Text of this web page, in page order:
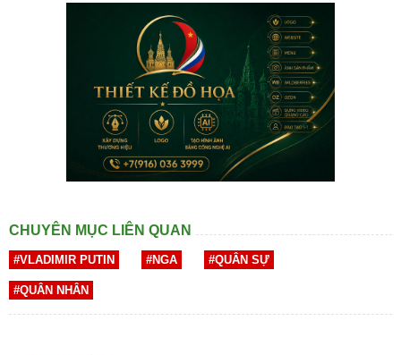
CHUYÊN MỤC LIÊN QUAN
#VLADIMIR PUTIN #NGA #QUÂN SỰ
#QUÂN NHÂN